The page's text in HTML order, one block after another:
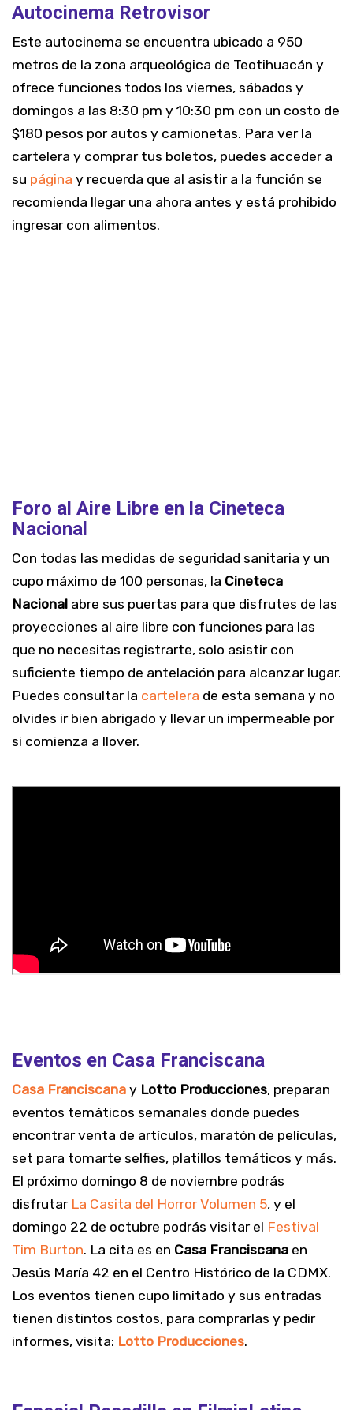
Autocinema Retrovisor
Este autocinema se encuentra ubicado a 950
metros de la zona arqueológica de Teotihuacán y
ofrece funciones todos los viernes, sábados y
domingos a las 8:30 pm y 10:30 pm con un costo de
$180 pesos por autos y camionetas. Para ver la
cartelera y comprar tus boletos, puedes acceder a
su página y recuerda que al asistir a la función se
recomienda llegar una ahora antes y está prohibido
ingresar con alimentos.
Foro al Aire Libre en la Cineteca
Nacional
Con todas las medidas de seguridad sanitaria y un
cupo máximo de 100 personas, la Cineteca
Nacional abre sus puertas para que disfrutes de las
proyecciones al aire libre con funciones para las
que no necesitas registrarte, solo asistir con
suficiente tiempo de antelación para alcanzar lugar.
Puedes consultar la cartelera de esta semana y no
olvides ir bien abrigado y llevar un impermeable por
si comienza a llover.
Eventos en Casa Franciscana
Casa Franciscana y Lotto Producciones, preparan
eventos temáticos semanales donde puedes
encontrar venta de artículos, maratón de películas,
set para tomarte selfies, platillos temáticos y más.
El próximo domingo 8 de noviembre podrás
disfrutar La Casita del Horror Volumen 5, y el
domingo 22 de octubre podrás visitar el Festival
Tim Burton. La cita es en Casa Franciscana en
Jesús María 42 en el Centro Histórico de la CDMX.
Los eventos tienen cupo limitado y sus entradas
tienen distintos costos, para comprarlas y pedir
informes, visita: Lotto Producciones.